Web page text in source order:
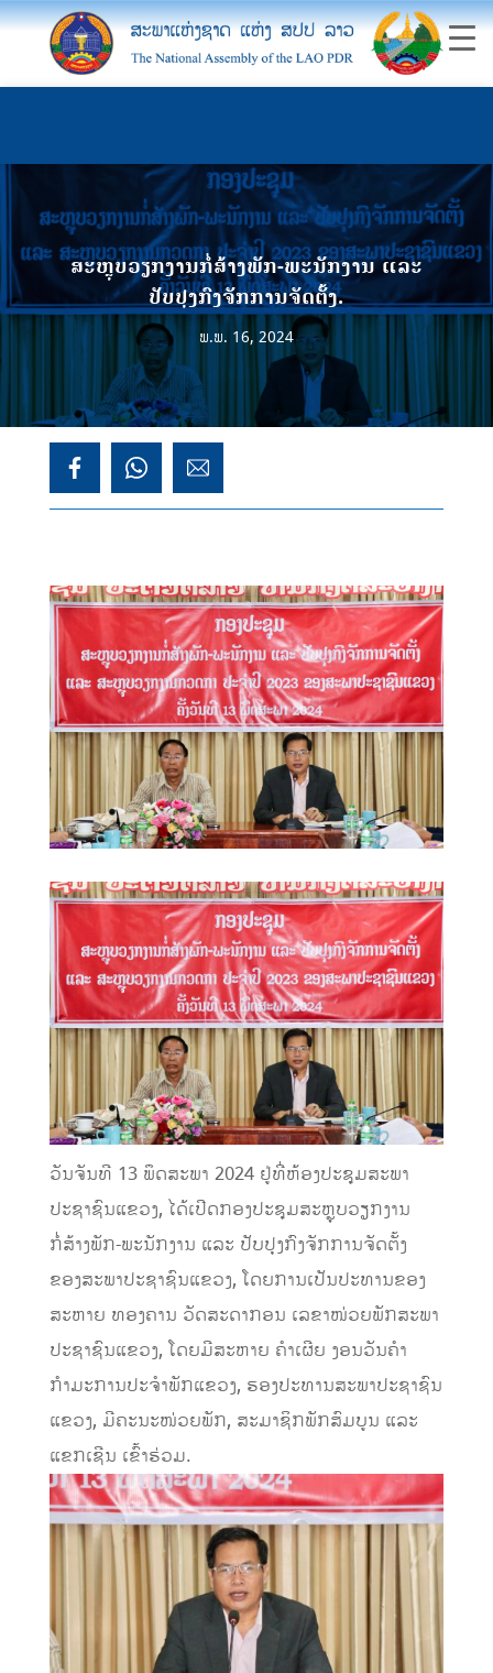
ສະຫຼຸບວຽກງານກໍ່ສ້າງພັກ-ພະນັກງານ ແລະ
ປັບປຸງກົງຈັກການຈັດຕັ້ງ.
ພ.ພ. 16, 2024
ວັນຈັນທີ 13 ພຶດສະພາ 2024 ຢູ່ທີ່ຫ້ອງປະຊຸມສະພາ
ປະຊາຊົນແຂວງ, ໄດ້ເປີດກອງປະຊຸມສະຫຼຸບວຽກງານ
ກໍ່ສ້າງພັກ-ພະນັກງານ ແລະ ປັບປຸງກົງຈັກການຈັດຕັ້ງ
ຂອງສະພາປະຊາຊົນແຂວງ, ໂດຍການເປັນປະທານຂອງ
ສະຫາຍ ທອງຄານ ວັດສະດາກອນ ເລຂາໜ່ວຍພັກສະພາ
ປະຊາຊົນແຂວງ, ໂດຍມີສະຫາຍ ຄໍາເຜີຍ ງອນວັນຄໍາ
ກໍາມະການປະຈໍາພັກແຂວງ, ຮອງປະທານສະພາປະຊາຊົນ
ແຂວງ, ມີຄະນະໜ່ວຍພັກ, ສະມາຊິກພັກສົມບູນ ແລະ
ແຂກເຊີນ ເຂົ້າຮ່ວມ.